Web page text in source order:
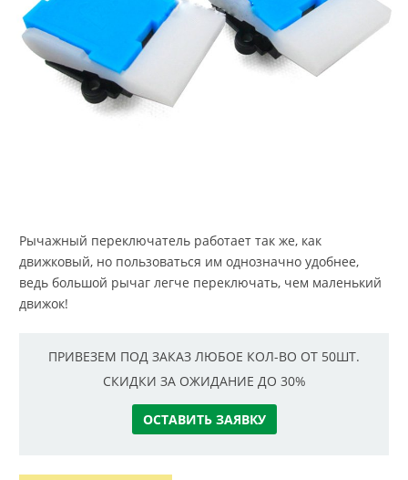
Рычажный переключатель работает так же, как
движковый, но пользоваться им однозначно удобнее,
ведь большой рычаг легче переключать, чем маленький
движок!
ПРИВЕЗЕМ ПОД ЗАКАЗ ЛЮБОЕ КОЛ-ВО ОТ 50ШТ.
СКИДКИ ЗА ОЖИДАНИЕ ДО 30%
ОСТАВИТЬ ЗАЯВКУ